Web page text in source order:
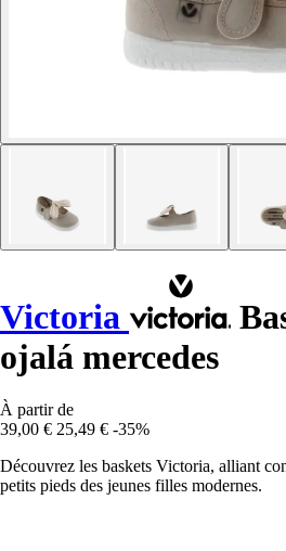
Victoria
ojalá mercedes
À partir de
39,00 € 25,49 € -35%
Découvrez les baskets Victoria, alliant
petits pieds des jeunes filles modernes.